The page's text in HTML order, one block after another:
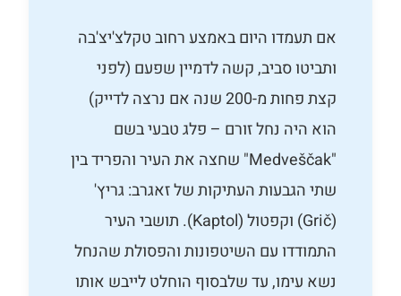
אם תעמדו היום באמצע רחוב טקלצ'יצ'בה
ותביטו סביב, קשה לדמיין שפעם (לפני
קצת פחות מ-200 שנה אם נרצה לדייק)
הוא היה נחל זורם – פלג טבעי בשם
"Medveščak" שחצה את העיר והפריד בין
שתי הגבעות העתיקות של זאגרב: גריץ'
(Grič) וקפטול (Kaptol). תושבי העיר
התמודדו עם השיטפונות והפסולת שהנחל
נשא עימו, עד שלבסוף הוחלט לייבש אותו